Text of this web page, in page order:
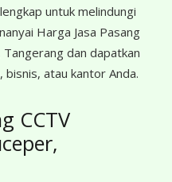
untuk melindungi
Harga Jasa Pasang
dan dapatkan
atau kantor Anda.
CCTV